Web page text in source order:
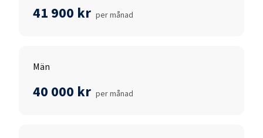
41 900 kr per månad
Män
40 000 kr per månad